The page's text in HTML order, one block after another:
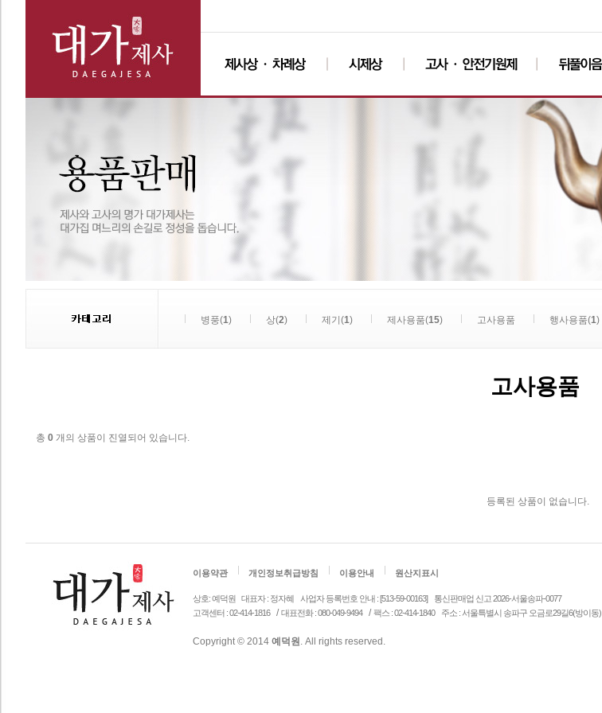
병풍(1) 상(2) 제기(1) 제사용품(15) 고사용품 행사용품(1)
고사용품
총 0 개의 상품이 진열되어 있습니다.
등록된 상품이 없습니다.
이용약관 개인정보취급방침 이용안내 원산지표시
상호: 예덕원 대표자 : 정자혜 사업자 등록번호 안내 : [513-59-00163]
통신판매업 신고 2026-서울송파-0077
고객센터 : 02-414-1816
/대표전화 : 080-049-9494 /팩스 : 02-414-1840 주소 : 서울특별시 송파구 오금로29길6(방이동)
Copyright © 2014 예덕원 . All rights reserved.